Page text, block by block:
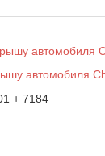
автомобиля
+ 7184